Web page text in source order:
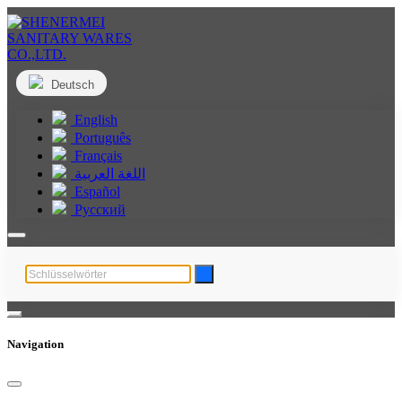
Deutsch
English
Português
Français
اللغة العربية
Español
Русский
Navigation